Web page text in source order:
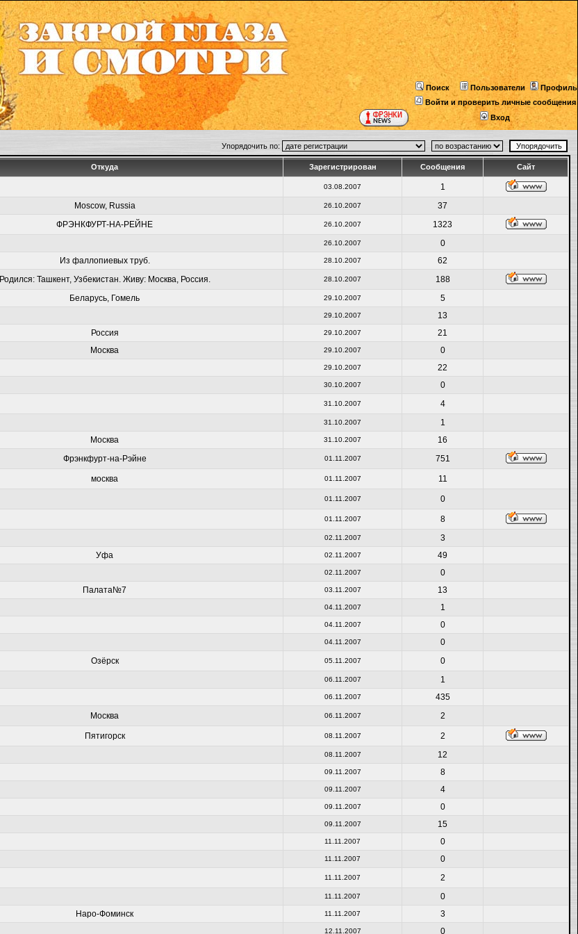
Поиск Пользователи
Профиль
Войти и проверить личные сообщения
Вход
Упорядочить по:
Откуда Зарегистрирован Сообщения Сайт
03.08.2007
1
Moscow, Russia 26.10.2007
37
ФРЭНКФУРТ-НА-РЕЙНЕ 26.10.2007
1323
26.10.2007
0
Из фаллопиевых труб. 28.10.2007
62
Родился: Ташкент, Узбекистан. Живу: Москва, Россия. 28.10.2007
188
Беларусь, Гомель 29.10.2007
5
29.10.2007
13
Россия 29.10.2007
21
Москва 29.10.2007
0
29.10.2007
22
30.10.2007
0
31.10.2007
4
31.10.2007
1
Москва 31.10.2007
16
Фрэнкфурт-на-Рэйне 01.11.2007 751
москва 01.11.2007 11
01.11.2007 0
01.11.2007
8
02.11.2007
3
Уфа 02.11.2007
49
02.11.2007
0
Палата№7 03.11.2007
13
04.11.2007
1
04.11.2007
0
04.11.2007
0
Озёрск 05.11.2007
0
06.11.2007
1
06.11.2007
435
Москва 06.11.2007 2
Пятигорск 08.11.2007
2
08.11.2007
12
09.11.2007
8
09.11.2007
4
09.11.2007
0
09.11.2007
15
11.11.2007
0
11.11.2007
0
11.11.2007
2
11.11.2007
0
Наро-Фоминск 11.11.2007
3
12.11.2007 0